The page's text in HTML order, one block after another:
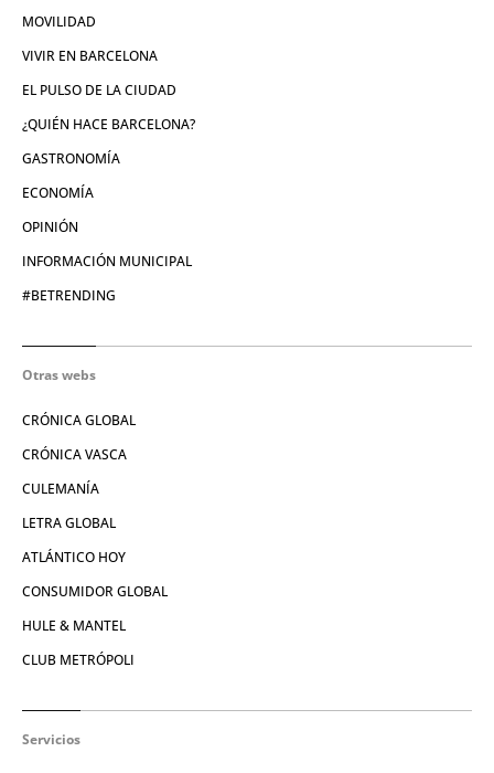
MOVILIDAD
VIVIR EN BARCELONA
EL PULSO DE LA CIUDAD
¿QUIÉN HACE BARCELONA?
GASTRONOMÍA
ECONOMÍA
OPINIÓN
INFORMACIÓN MUNICIPAL
#BETRENDING
Otras webs
CRÓNICA GLOBAL
CRÓNICA VASCA
CULEMANÍA
LETRA GLOBAL
ATLÁNTICO HOY
CONSUMIDOR GLOBAL
HULE & MANTEL
CLUB METRÓPOLI
Servicios